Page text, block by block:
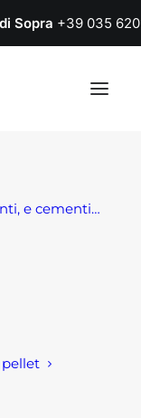
Sopra +39 035
e cementi…